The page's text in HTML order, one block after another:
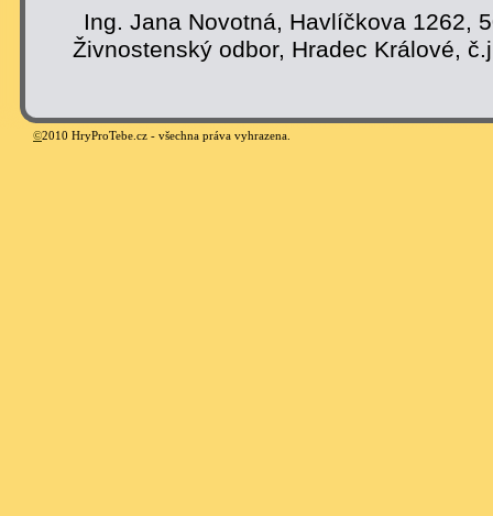
Ing. Jana Novotná, Havlíčkova 1262,
Živnostenský odbor, Hradec Králové,
©2010 HryProTebe.cz - všechna práva vyhrazena.